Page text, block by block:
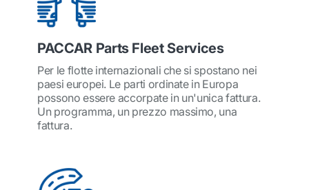
PACCAR Parts Fleet Services
Per le flotte internazionali che si spostano nei
paesi europei. Le parti ordinate in Europa
possono essere accorpate in un'unica fattura.
Un programma, un prezzo massimo, una
fattura.